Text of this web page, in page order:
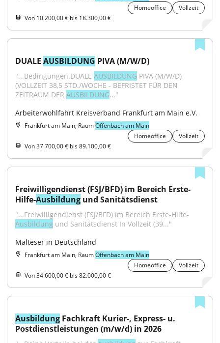
Homeoffice
Vollzeit
Von 10.200,00 € bis 18.300,00 €
DUALE AUSBILDUNG PIVA (M/W/D)
"...Bedingungen.DUALE AUSBILDUNG PIVA (M/W/D)
(VOLLZEIT 38,5 STD./WOCHE - BEFRISTET FÜR DEN
ZEITRAUM DER AUSBILDUNG..."
Arbeiterwohlfahrt Kreisverband Frankfurt am Main e.V.
Frankfurt am Main, RaumOffenbach am Main
Homeoffice
Vollzeit
Von 37.700,00 € bis 89.100,00 €
Freiwilligendienst (FSJ/BFD) im Bereich Erste-
Hilfe-Ausbildung und Sanitätsdienst
"...Freiwilligendienst (FSJ/BFD) im Bereich Erste-Hilfe-
Ausbildung und Sanitätsdienst In Vollzeit (39..."
Malteser in Deutschland
Frankfurt am Main, RaumOffenbach am Main
Homeoffice
Vollzeit
Von 34.600,00 € bis 82.000,00 €
Ausbildung Fachkraft Kurier-, Express- u.
Postdienstleistungen (m/w/d) in 2026